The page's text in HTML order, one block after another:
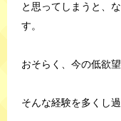
と思ってしまうと、
す。
おそらく、今の低欲
そんな経験を多くし